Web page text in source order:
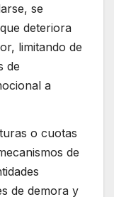
se
deteriora
limitando de
de
a
o cuotas
de
de demora y